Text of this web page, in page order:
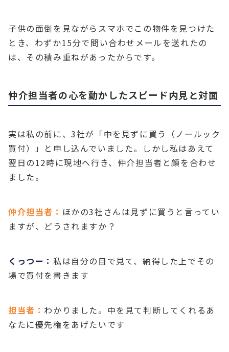
子供の面倒を見ながらスマホでこの物件を見つけた
とき、わずか15分で問い合わせメールを送れたの
は、その積み重ねがあったからです。
仲介担当者の心を動かしたスピード内見と対面
実は私の前に、3社が「中を見ずに買う（ノールック
買付）」と申し込んでいました。しかし私はあえて
翌日の12時に現地へ行き、仲介担当者と顔を合わせ
ました。
仲介担当者： ほかの3社さんは見ずに買うと言ってい
ますが、どうされますか？
くっつー： 私は自分の目で見て、納得した上でその
場で買付を書きます
担当者： わかりました。中を見て判断してくれるあ
なたに優先権をあげたいです